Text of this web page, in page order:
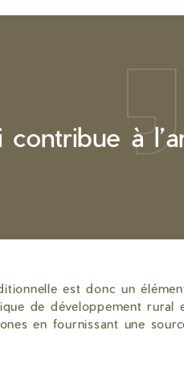
contribue à
est donc un
de développement
en fournissant une